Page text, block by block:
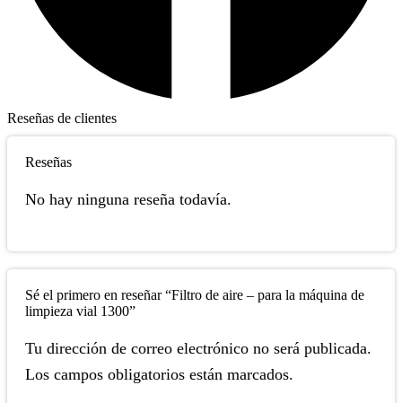
Reseñas de clientes
Reseñas
No hay ninguna reseña todavía.
Sé el primero en reseñar “Filtro de aire – para la máquina de
limpieza vial 1300”
Tu dirección de correo electrónico no será publicada.
Los campos obligatorios están marcados.